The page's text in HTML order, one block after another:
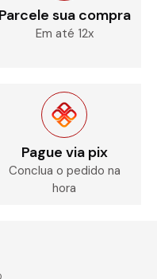
Parcele sua compra
Em até 12x
Pague via pix
Conclua o pedido na
hora